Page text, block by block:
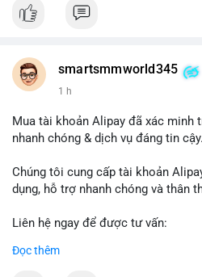
#buywalmartselleraccounts
smartsmmworld345
1 h
Mua tài khoản Alipay đã xác minh
nhanh chóng & dịch vụ đáng tin cậy.
Chúng tôi cung cấp tài khoản
dụng, hỗ trợ nhanh chóng và thân
Liên hệ ngay để được tư vấn:
WhatsApp: +1 (605) 963-3652
Đọc thêm